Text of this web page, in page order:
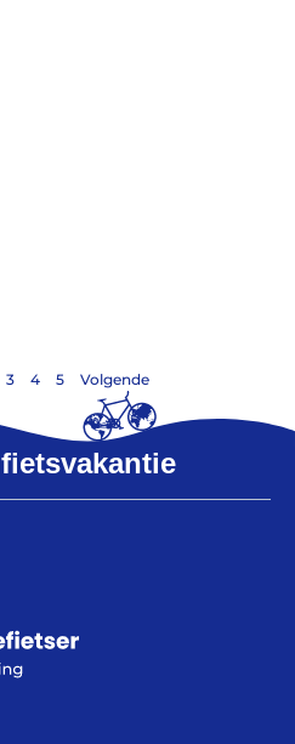
3 4 5 Volgende
fietsvakantie